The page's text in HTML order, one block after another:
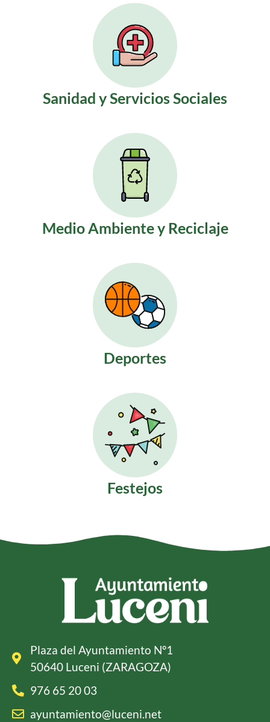
Sanidad y Servicios Sociales
Medio Ambiente y Reciclaje
Deportes
Festejos
Plaza del Ayuntamiento Nº1
50640 Luceni (ZARAGOZA)
976 65 20 03
ayuntamiento@luceni.net